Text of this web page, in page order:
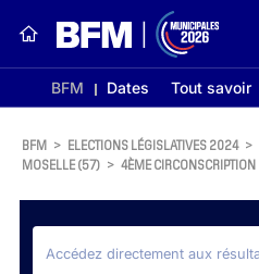
BFM Dates Tout savoir
BFM > ELECTIONS LÉGISLATIVES 2024 >
MOSELLE (57) > 4ÈME CIRCONSCRIPTION